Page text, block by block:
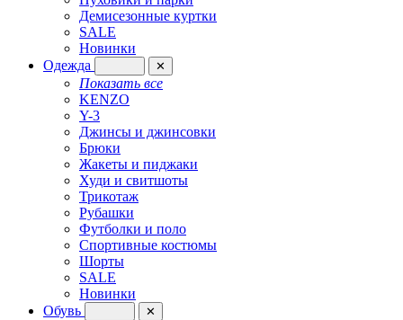
Демисезонные куртки
SALE
Новинки
Одежда
✕
Показать все
KENZO
Y-3
Джинсы и джинсовки
Брюки
Жакеты и пиджаки
Худи и свитшоты
Трикотаж
Рубашки
Футболки и поло
Спортивные костюмы
Шорты
SALE
Новинки
Обувь
✕